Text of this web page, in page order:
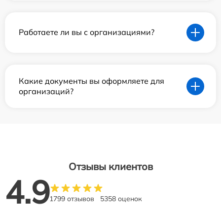
Работаете ли вы с организациями?
Какие документы вы оформляете для
организаций?
Отзывы клиентов
4.91799 отзывов 5358 оценок